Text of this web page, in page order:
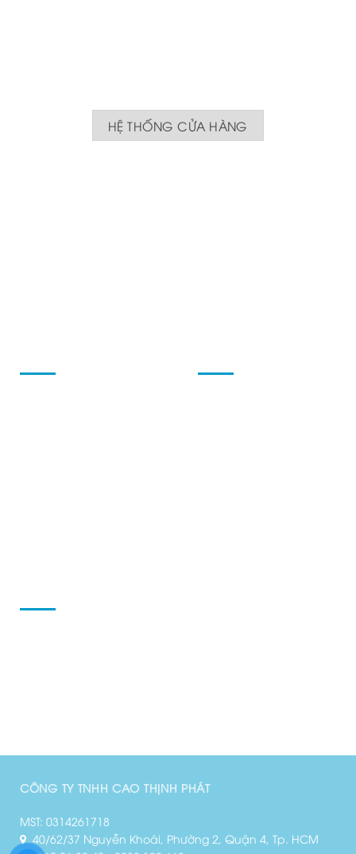
HỆ THỐNG CỬA HÀNG
CÔNG TY TNHH CAO THỊNH PHÁT
MST: 0314261718
40/62/37 Nguyễn Khoái, Phường 2, Quận 4, Tp. HCM